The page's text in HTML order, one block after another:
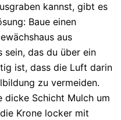
kannst, gibt es
Baue einen
aus
sein, das du über ein
ist, dass die Luft darin
zu vermeiden.
dicke Schicht Mulch um
Krone locker mit